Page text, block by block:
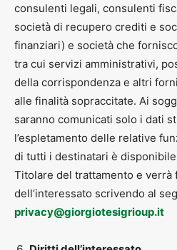
consulenti legali, consulenti
società di recupero crediti e
finanziari) e società che
tra cui servizi amministrativi,
della corrispondenza e altri
alle finalità sopraccitate. Ai
saranno comunicati solo i dati
l’espletamento delle relative
di tutti i destinatari è
Titolare del trattamento e verrà
dell’interessato scrivendo al
privacy@giorgiotesigrioup.it